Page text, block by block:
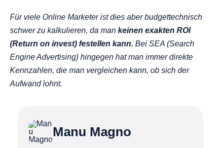
Für viele Online Marketer ist dies aber budgettechnisch
schwer zu kalkulieren, da man keinen exakten ROI
(Return on invest) festellen kann. Bei SEA (Search
Engine Advertising) hingegen hat man immer direkte
Kennzahlen, die man vergleichen kann, ob sich der
Aufwand lohnt.
Manu Magno